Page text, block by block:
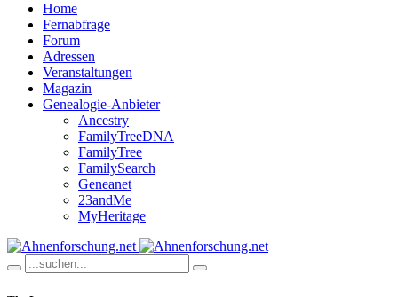
Home
Fernabfrage
Forum
Adressen
Veranstaltungen
Magazin
Genealogie-Anbieter
Ancestry
FamilyTreeDNA
FamilyTree
FamilySearch
Geneanet
23andMe
MyHeritage